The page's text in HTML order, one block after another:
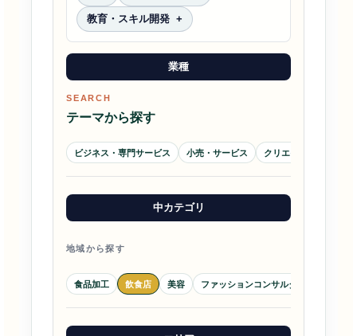
教育・スキル開発
業種
SEARCH
テーマから探す
ビジネス・専門サービス 小売・サービス クリエイティブ・メデ
中カテゴリ
地域から探す
食品加工 飲食店 美容 ファッションコンサルタント